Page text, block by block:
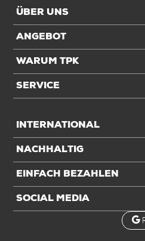
ÜBER UNS
ANGEBOT
WARUM TPK
SERVICE
INTERNATIONAL
NACHHALTIG
EINFACH BEZAHLEN
SOCIAL MEDIA